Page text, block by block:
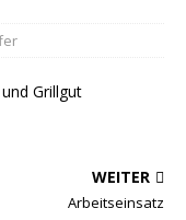
Grillgut
WEITER
Arbeitseinsatz